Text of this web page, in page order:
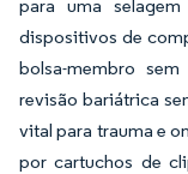
para uma
dispositivos de
bolsa-membro
revisão bariátrica
vital para trauma e
por cartuchos de